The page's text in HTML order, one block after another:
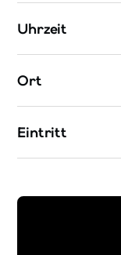
Uhrzeit
Ort
Eintritt